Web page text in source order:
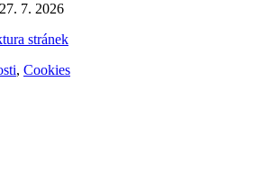
7. 2026
stránek
, Cookies